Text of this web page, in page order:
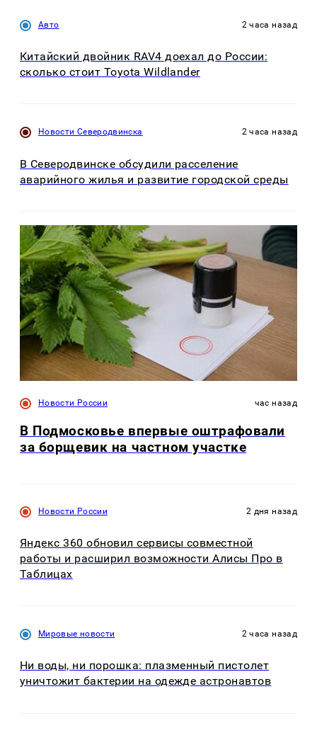
Авто 2 часа назад
Китайский двойник RAV4 доехал до России:
сколько стоит Toyota Wildlander
Новости Северодвинска 2 часа назад
В Северодвинске обсудили расселение
аварийного жилья и развитие городской среды
Новости России час назад
В Подмосковье впервые оштрафовали
за борщевик на частном участке
Новости России 2 дня назад
Яндекс 360 обновил сервисы совместной
работы и расширил возможности Алисы Про в
Таблицах
Мировые новости 2 часа назад
Ни воды, ни порошка: плазменный пистолет
уничтожит бактерии на одежде астронавтов